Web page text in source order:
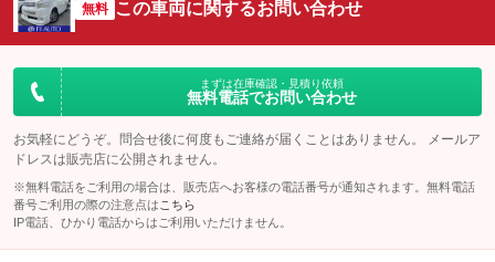
無料 この車両に関するお問い合わせ
まずは在庫確認・見積り依頼
無料電話でお問い合わせ
お気軽にどうぞ。問合せ後に何度もご連絡が届くことはありません。 メールア
ドレスは販売店に公開されません。
※無料電話をご利用の場合は、販売店へお客様の電話番号が通知されます。無料電話
番号ご利用の際の注意点は こちら
IP電話、ひかり電話からはご利用いただけません。